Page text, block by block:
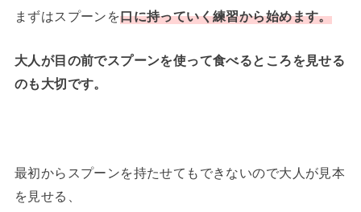
まずはスプーンを口に持っていく練習から始めます。
大人が目の前でスプーンを使って食べるところを見せる
のも大切です。
最初からスプーンを持たせてもできないので大人が見本
を見せる、